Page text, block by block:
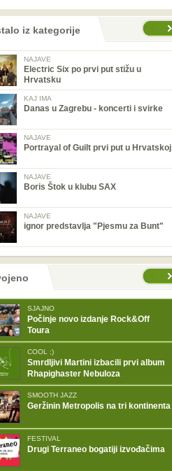
iz kategorije
NAJAVE
Electric Six po prvi put stižu u
Hrvatsku
KAJ IMA
Danas u Zagrebu - koncerti i svirke
NAJAVE
Portrayal of Guilt prvi put u Hrvatskoj
NAJAVE
Boris Štok u klubu SAX
NAJAVE
ignor predstavlja "Pjesmu za Bunt"
SJAJNO
Počinje novo izdanje Rock&Off
Toura
COOL ;)
Smrdljivi Martini izbacili prvi album
Rhapighaster Nebuloza
SMOOTH JAZZ
Geržinin Metropolis na tri kontinenta
FESTIVAL
Drugi Terraneo bogatiji izvođačima